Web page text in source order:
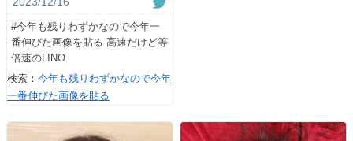
#今年も残りわずかなので今年一
番伸びた画像を貼る 高速だけど等
倍速のLINO
検索： 今年も残りわずかなので今年
一番伸びた画像を貼る